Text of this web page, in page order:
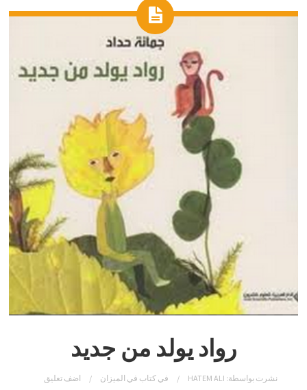
رواد يولد من جديد
نشرت بواسطة: HATEM ALI فيكتاب في الميزان اضف تعليق